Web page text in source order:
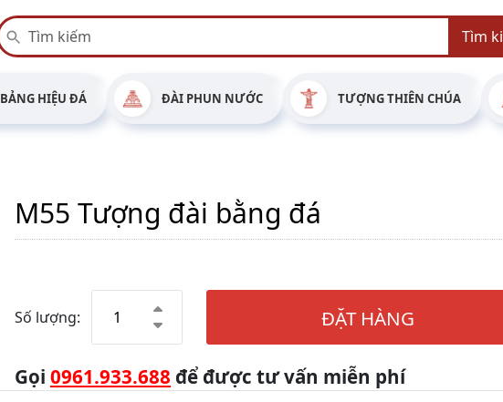
Tìm
BẢNG HIỆU ĐÁ ĐÀI PHUN NƯỚC TƯỢNG THIÊN CHÚA
M55 Tượng đài bằng đá
Số lượng: ĐẶT HÀNG
Gọi 0961.933.688 để được tư vấn miễn phí